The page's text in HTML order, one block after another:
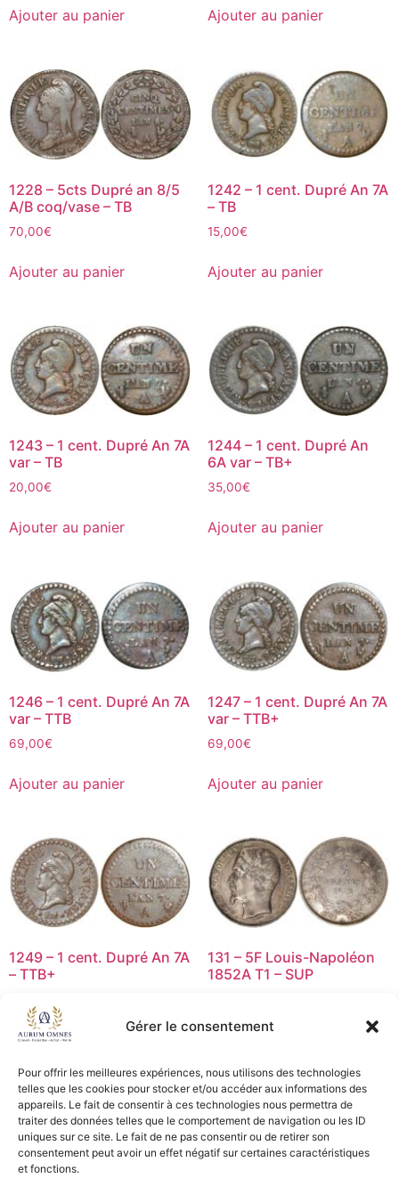
Gérer le consentement
Pour offrir les meilleures expériences, nous utilisons des technologies
telles que les cookies pour stocker et/ou accéder aux informations des
appareils. Le fait de consentir à ces technologies nous permettra de
traiter des données telles que le comportement de navigation ou les ID
uniques sur ce site. Le fait de ne pas consentir ou de retirer son
consentement peut avoir un effet négatif sur certaines caractéristiques
et fonctions.
Ajouter au panier Ajouter au panier
1228 – 5cts Dupré an 8/5
A/B coq/vase – TB
70,00€
Ajouter au panier
1242 – 1 cent. Dupré An 7A
– TB
15,00€
Ajouter au panier
1243 – 1 cent. Dupré An 7A
var – TB
20,00€
Ajouter au panier
1244 – 1 cent. Dupré An
6A var – TB+
35,00€
Ajouter au panier
1246 – 1 cent. Dupré An 7A
var – TTB
69,00€
Ajouter au panier
1247 – 1 cent. Dupré An 7A
var – TTB+
69,00€
Ajouter au panier
1249 – 1 cent. Dupré An 7A
– TTB+
Ajouter au panier
131 – 5F Louis-Napoléon
1852A T1 – SUP
1 2 3 4 →
CGV - CGL